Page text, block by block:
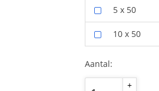
5 x 50
10 x 50
Aantal:
+